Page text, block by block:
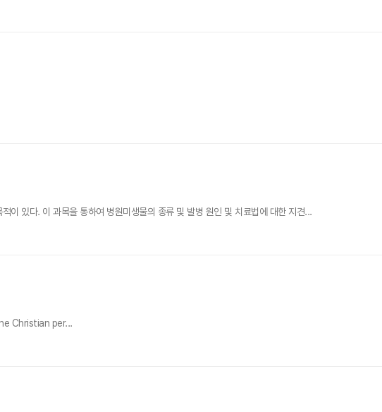
이 있다. 이 과목을 통하여 병원미생물의 종류 및 발병 원인 및 치료법에 대한 지견...
Christian per...